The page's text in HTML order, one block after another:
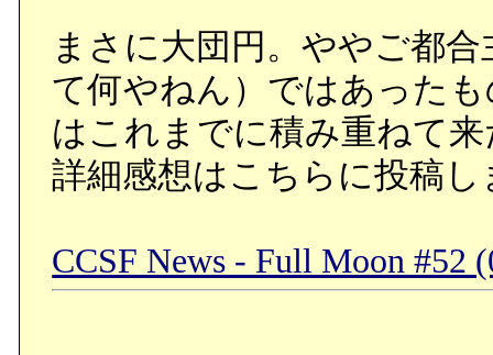
まさに大団円。ややご都
て何やねん）ではあった
はこれまでに積み重ねて
詳細感想はこちらに投稿し
CCSF News - Full Moon #52